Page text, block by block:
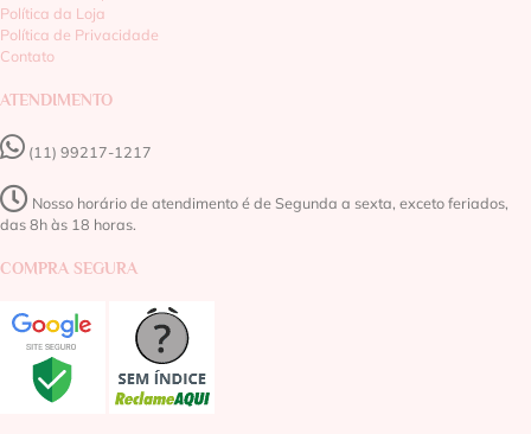
Política da Loja
Política de Privacidade
Contato
ATENDIMENTO
(11) 99217-1217‬
Nosso horário de atendimento é de Segunda a sexta, exceto feriados,
das 8h às 18 horas.
COMPRA SEGURA